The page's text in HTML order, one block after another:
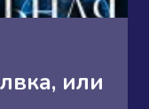
или